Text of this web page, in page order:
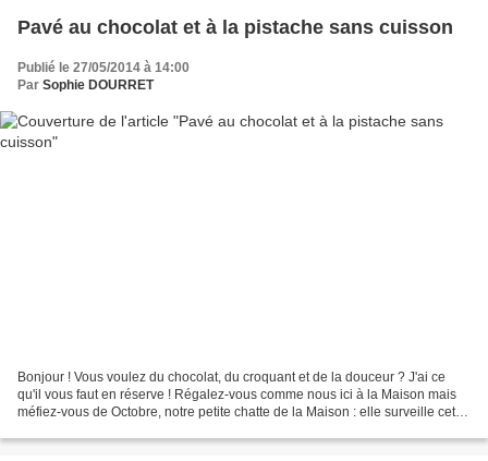
Pavé au chocolat et à la pistache sans cuisson
Publié le 27/05/2014 à 14:00
Par Sophie DOURRET
Bonjour ! Vous voulez du chocolat, du croquant et de la douceur ? J'ai ce
qu'il vous faut en réserve ! Régalez-vous comme nous ici à la Maison mais
méfiez-vous de Octobre, notre petite chatte de la Maison : elle surveille cette